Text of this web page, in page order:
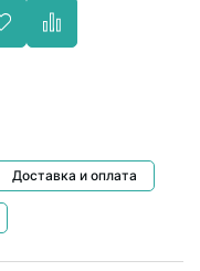
Доставка и оплата